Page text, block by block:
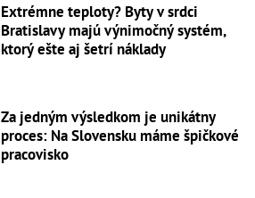
Extrémne teploty? Byty v srdci
Bratislavy majú výnimočný systém,
ktorý ešte aj šetrí náklady
Za jedným výsledkom je unikátny
proces: Na Slovensku máme špičkové
pracovisko